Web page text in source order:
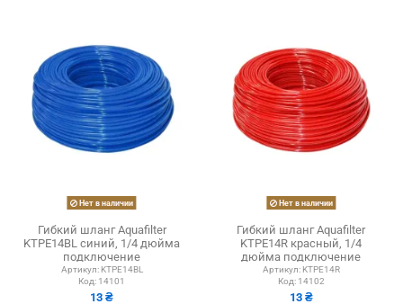
Нет в наличии
Гибкий шланг Aquafilter
KTPE14BL синий, 1/4 дюйма
подключение
Артикул: KTPE14BL
Код: 14101
13 ₴
Нет в наличии
Гибкий шланг Aquafilter
KTPE14R красный, 1/4
дюйма подключение
Артикул: KTPE14R
Код: 14102
13 ₴